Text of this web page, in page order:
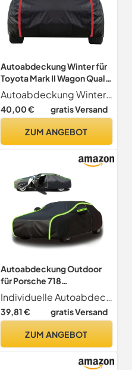
Autoabdeckung Winter für
Toyota Mark II Wagon Qualis
1997-2002 Combi,
Autoabdeckung Outdoor
Car Cover Outdoor Winter
Winter
Autoabdeckung Winter für Toyota Mark II Wagon Qualis 1997-2002 Combi. Wasserdicht, staubdicht, atmungsaktiv, Allwettereinsatz. Schützen Sie Ihr Auto mit der hochwertigen Autoabdeckung Oxford vor Schmutz und Kratzern. Das robuste Material ist beständig gegen UV-Strahlung, Feuchtigkeit und extreme Temperaturen.
40,00 € gratis Versand
ZUM ANGEBOT
Autoabdeckung Outdoor
für Porsche 718
Boxste/Cayman
986/987/981 1997-
2024,Vollgarage Auto
Winter,Autogarage
Cover Atmungsaktiv Schutz
Individuelle Autoabdeckung Autoabdeckung Outdoor für Porsche 718 Boxste Cayman 986 987 981 1997-2024, jede unserer Autogarage Abdeckung wird entsprechend dem Modell und der Größe des Autos und dem Baujahr angepasst, passt perfekt zu Ihrem Auto
39,81 € gratis Versand
ZUM ANGEBOT